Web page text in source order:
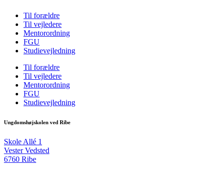
Til forældre
Til vejledere
Mentorordning
FGU
Studievejledning
Til forældre
Til vejledere
Mentorordning
FGU
Studievejledning
Ungdomshøjskolen ved Ribe
Skole Allé 1
Vester Vedsted
6760 Ribe